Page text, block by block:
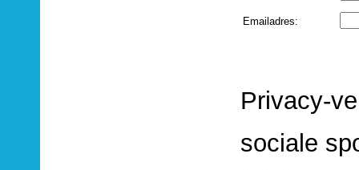
Emailadres:
Privacy-
sociale